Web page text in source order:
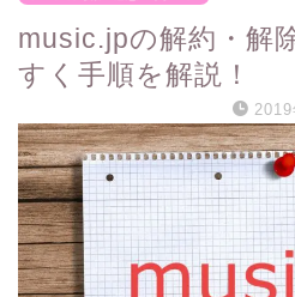
music.jpの解約・解
すく手順を解説！
2019